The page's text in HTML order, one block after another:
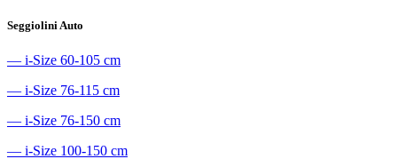
Seggiolini Auto
― i-Size 60-105 cm
― i-Size 76-115 cm
― i-Size 76-150 cm
― i-Size 100-150 cm